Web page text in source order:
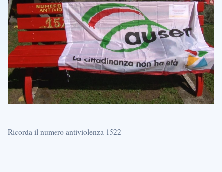
Ricorda il numero antiviolenza 1522